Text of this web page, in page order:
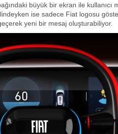
büyük bir ekran ile kullanıcı
ise sadece Fiat logosu
yeni bir mesaj oluşturabiliyor.